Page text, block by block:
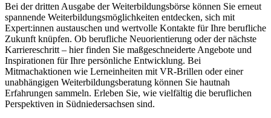
Bei der dritten Ausgabe der Weiterbildungsbörse können Sie erneut
spannende Weiterbildungsmöglichkeiten entdecken, sich mit
Expert:innen austauschen und wertvolle Kontakte für Ihre berufliche
Zukunft knüpfen. Ob berufliche Neuorientierung oder der nächste
Karriereschritt – hier finden Sie maßgeschneiderte Angebote und
Inspirationen für Ihre persönliche Entwicklung. Bei
Mitmachaktionen wie Lerneinheiten mit VR-Brillen oder einer
unabhängigen Weiterbildungsberatung können Sie hautnah
Erfahrungen sammeln. Erleben Sie, wie vielfältig die beruflichen
Perspektiven in Südniedersachsen sind.